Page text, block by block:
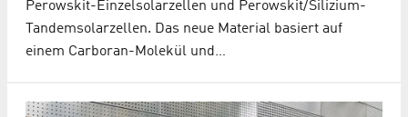
Perowskit-Einzelsolarzellen und Perowskit/Silizium-
Tandemsolarzellen. Das neue Material basiert auf
einem Carboran-Molekül und…